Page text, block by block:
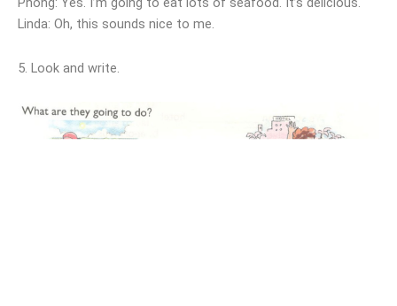
Linda: Oh, this sounds nice to me.
5. Look and write.